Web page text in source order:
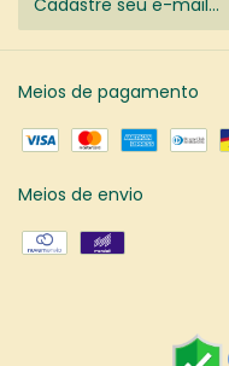
Meios de pagamento
Meios de envio